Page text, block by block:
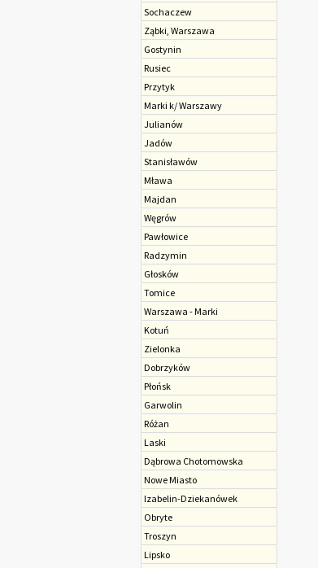
Sochaczew
Ząbki, Warszawa
Gostynin
Rusiec
Przytyk
Marki k/ Warszawy
Julianów
Jadów
Stanisławów
Mława
Majdan
Węgrów
Pawłowice
Radzymin
Głosków
Tomice
Warszawa - Marki
Kotuń
Zielonka
Dobrzyków
Płońsk
Garwolin
Różan
Laski
Dąbrowa Chotomowska
Nowe Miasto
Izabelin-Dziekanówek
Obryte
Troszyn
Lipsko